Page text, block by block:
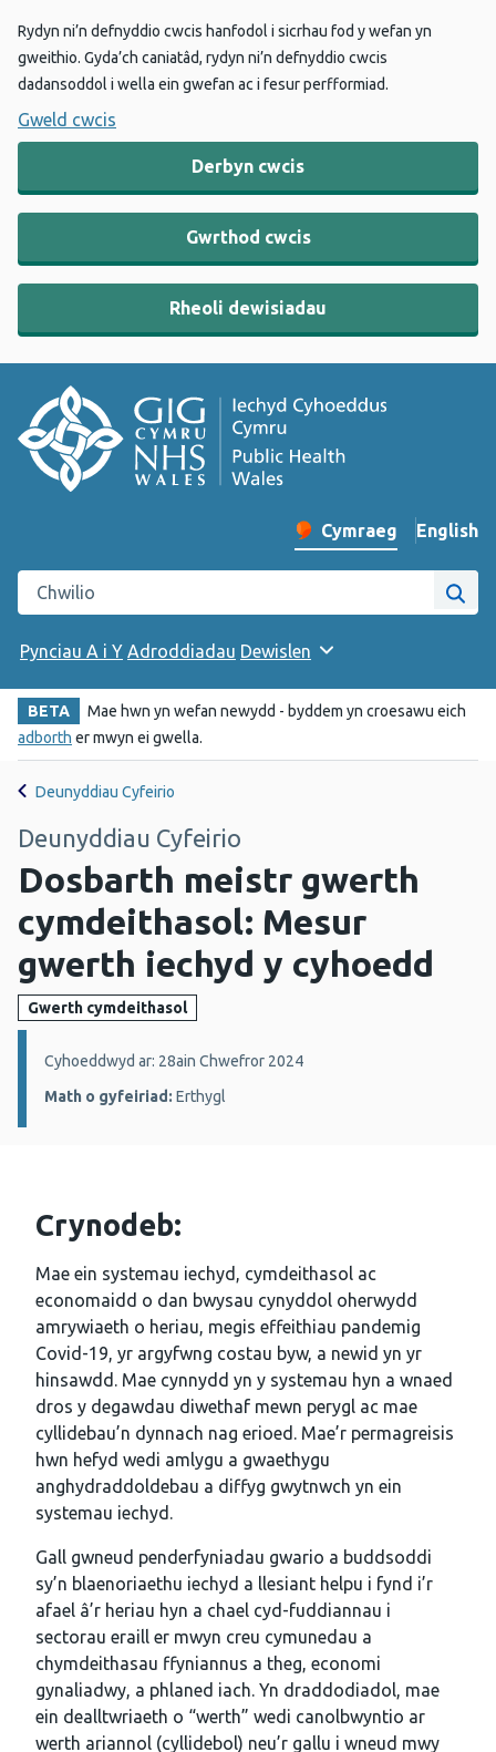
Rydyn ni’n defnyddio cwcis hanfodol i sicrhau fod y wefan yn
gweithio. Gyda’ch caniatâd, rydyn ni’n defnyddio cwcis
dadansoddol i wella ein gwefan ac i fesur perfformiad.
Gweld cwcis
Derbyn cwcis
Gwrthod cwcis
Rheoli dewisiadau
Newid iaith y wefan
Cymraeg English
–
Chwilio gwefan Iechyd Cyhoeddus Cymru
Pynciau A i Y Adroddiadau Dewislen
BETA
Mae hwn yn wefan newydd - byddem yn croesawu eich
adborth er mwyn ei gwella.
Deunyddiau Cyfeirio
Deunyddiau Cyfeirio
Dosbarth meistr gwerth
cymdeithasol: Mesur
gwerth iechyd y cyhoedd
Gwerth cymdeithasol
Manylion:
Cyhoeddwyd ar: 28ain Chwefror 2024
Math o gyfeiriad: Erthygl
Crynodeb:
Mae ein systemau iechyd, cymdeithasol ac
economaidd o dan bwysau cynyddol oherwydd
amrywiaeth o heriau, megis effeithiau pandemig
Covid-19, yr argyfwng costau byw, a newid yn yr
hinsawdd. Mae cynnydd yn y systemau hyn a wnaed
dros y degawdau diwethaf mewn perygl ac mae
cyllidebau’n dynnach nag erioed. Mae’r permagreisis
hwn hefyd wedi amlygu a gwaethygu
anghydraddoldebau a diffyg gwytnwch yn ein
systemau iechyd.
Gall gwneud penderfyniadau gwario a buddsoddi
sy’n blaenoriaethu iechyd a llesiant helpu i fynd i’r
afael â’r heriau hyn a chael cyd-fuddiannau i
sectorau eraill er mwyn creu cymunedau a
chymdeithasau ffyniannus a theg, economi
gynaliadwy, a phlaned iach. Yn draddodiadol, mae
ein dealltwriaeth o “werth” wedi canolbwyntio ar
werth ariannol (cyllidebol) neu’r gallu i wneud mwy